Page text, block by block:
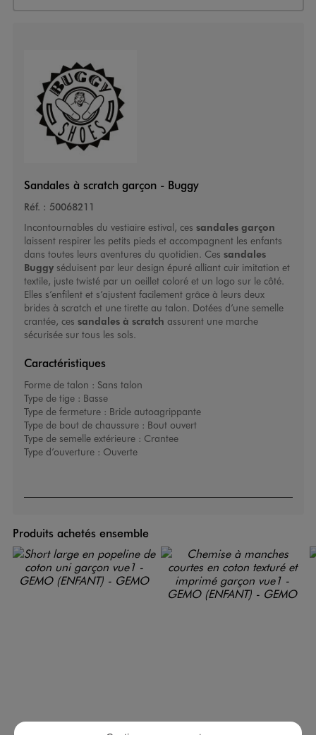
Sandales à scratch garçon - Buggy
Réf. : 50068211
Incontournables du vestiaire estival, ces sandales garçon
laissent respirer les petits pieds et accompagnent les enfants
dans toutes leurs aventures du quotidien. Ces sandales
Buggyséduisent par leur design épuré alliant cuir imitation et
textile, juste twisté par un oeillet coloré et un logo sur le côté.
Elles s’enfilent et s’ajustent facilement grâce à leurs deux
brides à scratch et une tirette au talon. Dotées d’une semelle
crantée, ces sandales à scratch assurent une marche
sécurisée sur tous les sols.
Caractéristiques
Forme de talon : Sans talon
Type de tige : Basse
Type de fermeture : Bride autoagrippante
Type de bout de chaussure : Bout ouvert
Type de semelle extérieure : Crantee
Type d’ouverture : Ouverte
Produits achetés ensemble